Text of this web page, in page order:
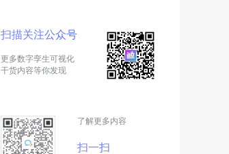
扫描关注公众号
更多数字孪生可视化
干货内容等你发现
了解更多内容
扫一扫